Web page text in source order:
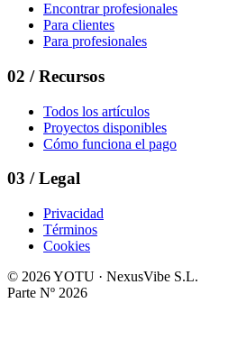
Encontrar profesionales
Para clientes
Para profesionales
02 / Recursos
Todos los artículos
Proyectos disponibles
Cómo funciona el pago
03 / Legal
Privacidad
Términos
Cookies
© 2026YOTU · NexusVibe S.L.
Parte Nº 2026